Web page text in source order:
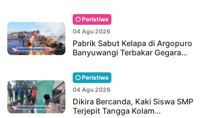
Peristiwa
04 Agu 2026
Pabrik Sabut Kelapa di Argopuro
Banyuwangi Terbakar Gegara…
Peristiwa
04 Agu 2026
Dikira Bercanda, Kaki Siswa SMP
Terjepit Tangga Kolam…